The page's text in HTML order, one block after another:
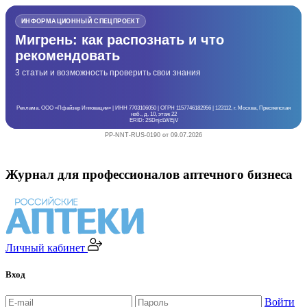
ИНФОРМАЦИОННЫЙ СПЕЦПРОЕКТ
Мигрень: как распознать и что
рекомендовать
3 статьи и возможность проверить свои знания
Реклама. ООО «Пфайзер Инновации» | ИНН 7703106050 | ОГРН 1157746182956 | 123112, г. Москва, Пресненская
наб., д. 10, этаж 22
ERID: 2SDnjcLWEjV
PP-NNT-RUS-0190 от 09.07.2026
Журнал для профессионалов аптечного бизнеса
Личный кабинет
Вход
Войти